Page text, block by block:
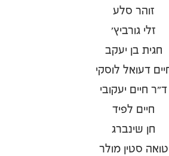
זוהר סלע
זלי גורביץ'
חגית בן יעקב
דעואל לוסקי
ד"ר חיים יעקובי
חיים לפיד
חן שינברג
טואה סטין מולר